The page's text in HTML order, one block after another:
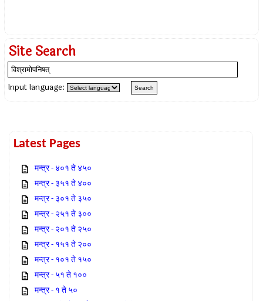
Site Search
Input language:
Latest Pages
मन्त्र - ४०१ ते ४५०
मन्त्र - ३५१ ते ४००
मन्त्र - ३०१ ते ३५०
मन्त्र - २५१ ते ३००
मन्त्र - २०१ ते २५०
मन्त्र - १५१ ते २००
मन्त्र - १०१ ते १५०
मन्त्र - ५१ ते १००
मन्त्र - १ ते ५०